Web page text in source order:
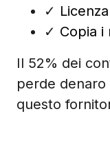
✓
✓ Copia i
Il 52% dei
perde denaro
questo